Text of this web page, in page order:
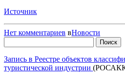
Источник
Нет комментариев вНовости
Запись в Реестре объектов
туристической индустрии